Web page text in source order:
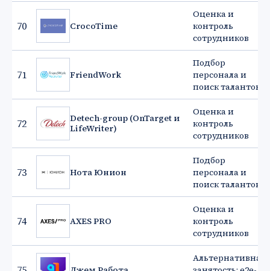
70 CrocoTime
Оценка и
контроль
сотрудников
71 FriendWork
Подбор
персонала и
поиск талантов
72
Detech-group (OnTarget и
LifeWriter)
Оценка и
контроль
сотрудников
73 Нота Юнион
Подбор
персонала и
поиск талантов
74 AXES PRO
Оценка и
контроль
сотрудников
Альтернативная